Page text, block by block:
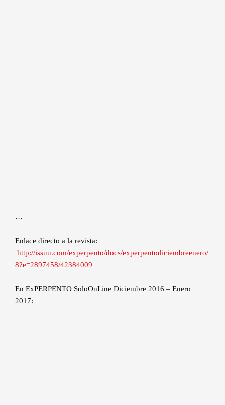
…
Enlace directo a la revista:
http://issuu.com/experpento/docs/experpentodiciembreenero/
8?e=2897458/42384009
En ExPERPENTO SoloOnLine Diciembre 2016 – Enero
2017: